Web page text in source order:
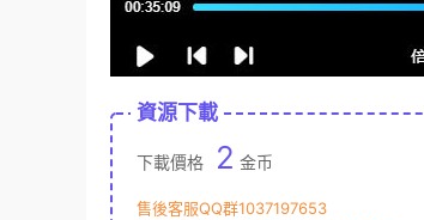
資源下載
下載價格 2 金币
售後客服QQ群1037197653